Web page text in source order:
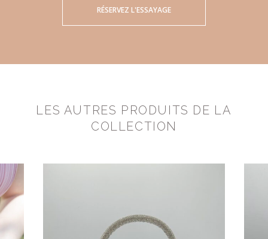
RÉSERVEZ L'ESSAYAGE
LES AUTRES PRODUITS DE LA
COLLECTION